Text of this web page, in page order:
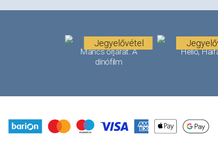
Mancs őrjárat: A
dínófilm
Jegyelővétel
Helló,